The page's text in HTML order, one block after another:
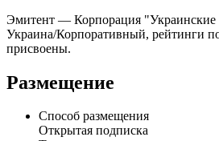
Эмитент — Корпорация "Украинские
Украина/Корпоративный, рейтинги
присвоены.
Размещение
Способ размещения
Открытая подписка